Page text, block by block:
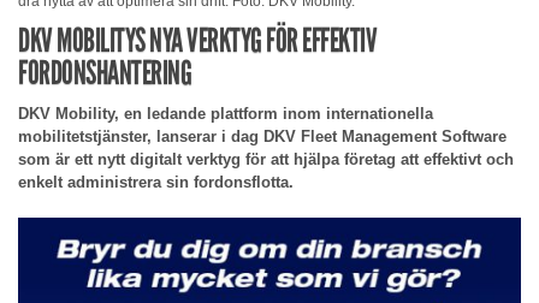
DKV MOBILITYS NYA VERKTYG FÖR EFFEKTIV
FORDONSHANTERING
DKV Mobility, en ledande plattform inom internationella
mobilitetstjänster, lanserar i dag DKV Fleet Management Software
som är ett nytt digitalt verktyg för att hjälpa företag att effektivt och
enkelt administrera sin fordonsflotta.